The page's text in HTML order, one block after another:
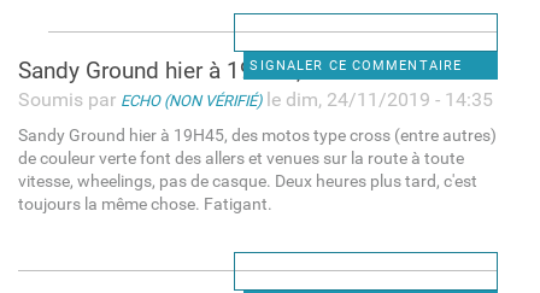
SIGNALER CE COMMENTAIRE
Sandy Ground hier à 19H45,
Soumis par ECHO (NON VÉRIFIÉ)le dim, 24/11/2019 - 14:35
Sandy Ground hier à 19H45, des motos type cross (entre autres)
de couleur verte font des allers et venues sur la route à toute
vitesse, wheelings, pas de casque. Deux heures plus tard, c'est
toujours la même chose. Fatigant.